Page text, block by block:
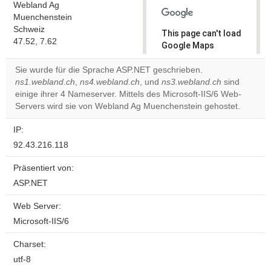
Webland Ag
Muenchenstein
Schweiz
47.52, 7.62
This page can't load
Google Maps
correctly.
Do you
own this
website?
OK
Sie wurde für die Sprache ASP.NET geschrieben.
ns1.webland.ch, ns4.webland.ch, und ns3.webland.ch sind
einige ihrer 4 Nameserver. Mittels des Microsoft-IIS/6 Web-
Servers wird sie von Webland Ag Muenchenstein gehostet.
IP:
92.43.216.118
Präsentiert von:
ASP.NET
Web Server:
Microsoft-IIS/6
Charset:
utf-8